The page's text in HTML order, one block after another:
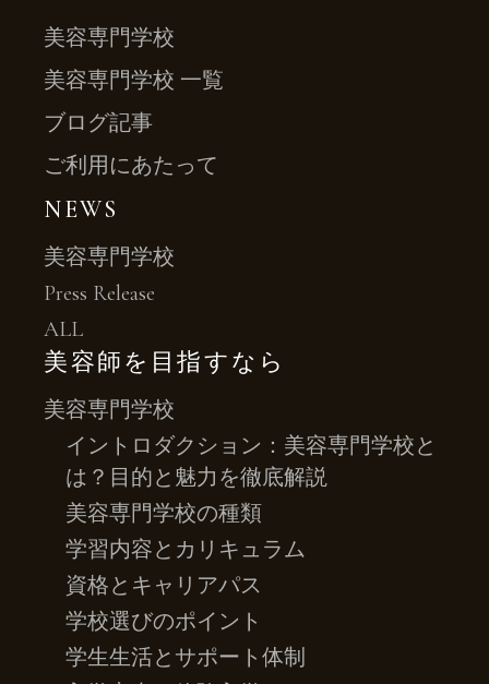
美容専門学校
美容専門学校 一覧
ブログ記事
ご利用にあたって
NEWS
美容専門学校
Press Release
ALL
美容師を目指すなら
美容専門学校
イントロダクション：美容専門学校と
は？目的と魅力を徹底解説
美容専門学校の種類
学習内容とカリキュラム
資格とキャリアパス
学校選びのポイント
学生生活とサポート体制